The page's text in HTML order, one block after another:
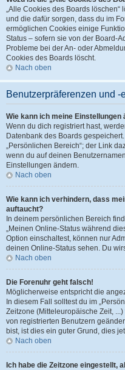
„Alle Cookies des Boards
und die dafür sorgen, dass du im
ermöglichen Cookies einige
Status – sofern sie von der Board-
Probleme bei der An- oder
Cookies des Boards löscht.
Nach oben
Benutzerpräferenzen und -
Wie kann ich meine Einstellungen
Wenn du dich registriert hast,
Datenbank des Boards
„Persönlichen Bereich“; der Link
wenn du auf deinen
Einstellungen ändern.
Nach oben
Wie kann ich verhindern, dass
auftaucht?
In deinem persönlichen Bereich
„Meinen Online-Status während
Option einschaltest, können nur
deinen Online-Status sehen. Du
Nach oben
Die Forenuhr geht falsch!
Möglicherweise entspricht die
In diesem Fall solltest du im
Zeitzone (Mitteleuropäische Zeit,
von registrierten Benutzern
bist, ist dies ein guter Grund, dies
Nach oben
Ich habe die Zeitzone eingestellt,